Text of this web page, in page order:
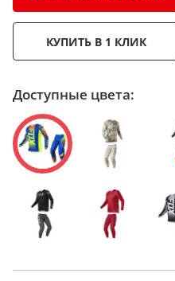
КУПИТЬ В 1 КЛИК
Доступные цвета: